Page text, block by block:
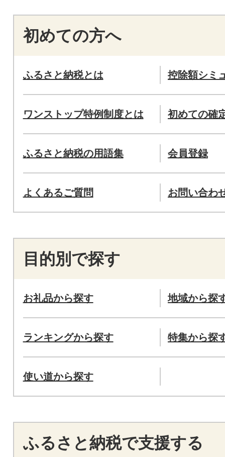
初めての方へ
ふるさと納税とは 控除額シミ
ワンストップ特例制度とは 初めての確
ふるさと納税の用語集 会員登録
よくあるご質問 お問い合わ
目的別で探す
お礼品から探す 地域から探
ランキングから探す 特集から探
使い道から探す
ふるさと納税で支援する